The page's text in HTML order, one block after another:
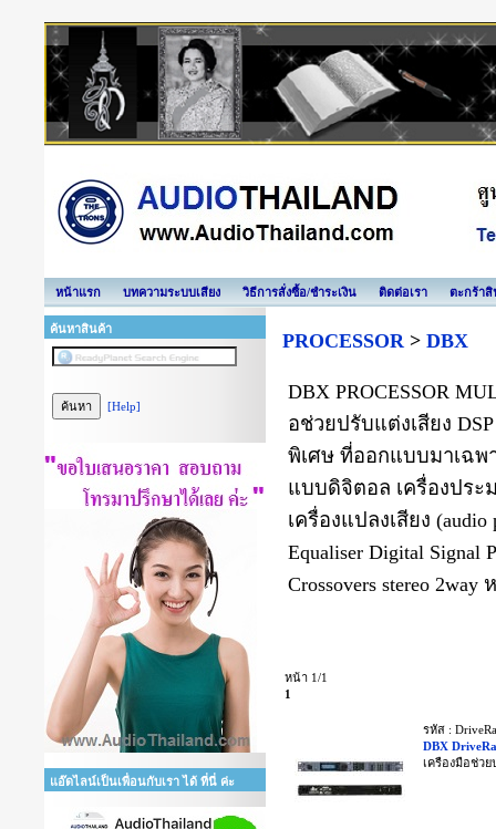
หน้าแรก บทความระบบเสียง วิธีการสั่งซื้อ/ชำระเงิน ติดต่อเรา ตะกร้าสิ
ค้นหาสินค้า
[Help]
แอ๊ดไลน์เป็นเพื่อนกับเรา ได้ ที่นี่ ค่ะ
PROCESSOR> DBX
DBX PROCESSOR
อช่วยปรับแต่งเสียง DSP
พิเศษ ที่ออกแบบมาเฉ
แบบดิจิตอล เครื่องประ
เครื่องแปลงเสียง (audio
Equaliser Digital Signal
Crossovers stereo 2way
หน้า 1/1
1
รหัส :
DBX
เครืองมือช่วย